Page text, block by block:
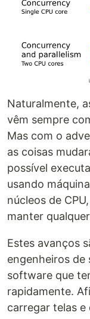
Naturalmente,
vêm sempre
Mas com o
as coisas
possível
usando
núcleos de
manter
Estes avanços
engenheiros de
software que
rapidamente.
carregar telas